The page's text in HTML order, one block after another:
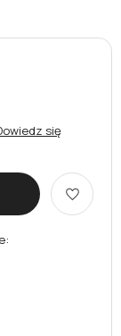
się